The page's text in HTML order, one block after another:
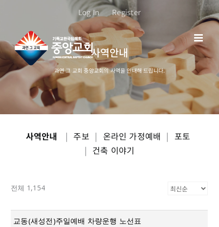
로
건
너
뛰
Log In Register
사역안내
과연 그 교회 중앙교회의 사역을 안내해 드립니다.
사역안내 | 주보 | 온라인 가정예배 | 포토
| 건축 이야기
전체 1,154
교동(새성전)주일예배 차량운행 노선표